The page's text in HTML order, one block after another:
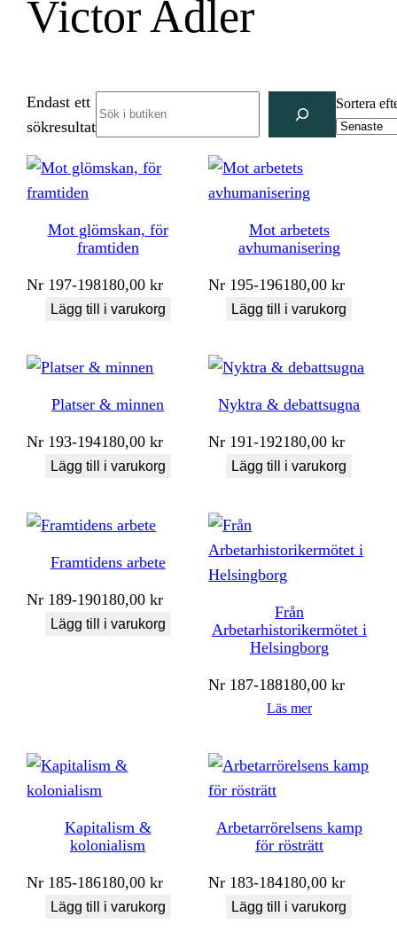
Victor Adler
Endast ett
sökresultat
Sortera
Mot glömskan, för
framtiden
Nr 197-198180,00kr
Lägg till i varukorg
Mot arbetets
avhumanisering
Nr 195-196180,00kr
Lägg till i varukorg
Platser & minnen
Nr 193-194180,00kr
Lägg till i varukorg
Nyktra & debattsugna
Nr 191-192180,00kr
Lägg till i varukorg
Framtidens arbete
Nr 189-190180,00kr
Lägg till i varukorg
Från
Arbetarhistorikermötet i
Helsingborg
Nr 187-188180,00kr
Läs mer
Kapitalism &
kolonialism
Nr 185-186180,00kr
Lägg till i varukorg
Arbetarrörelsens kamp
för rösträtt
Nr 183-184180,00kr
Lägg till i varukorg